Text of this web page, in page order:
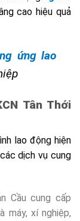
cao hiệu quả
ứng lao
Tân Thới
lao động hiện
dịch vụ cung
Cầu cung cấp
máy, xí nghiệp,